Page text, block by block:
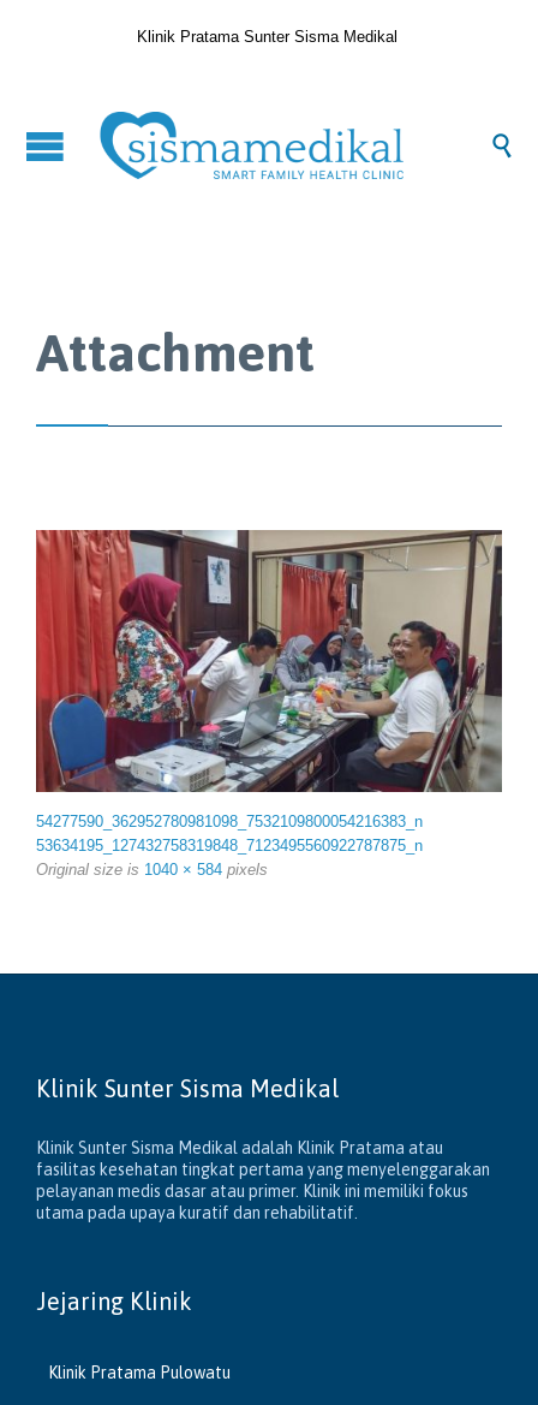
Klinik Pratama Sunter Sisma Medikal

Attachment
54277590_362952780981098_7532109800054216383_n
53634195_127432758319848_7123495560922787875_n
Original size is 1040 × 584 pixels
Klinik Sunter Sisma Medikal
Klinik Sunter Sisma Medikal adalah Klinik Pratama atau
fasilitas kesehatan tingkat pertama yang menyelenggarakan
pelayanan medis dasar atau primer. Klinik ini memiliki fokus
utama pada upaya kuratif dan rehabilitatif.
Jejaring Klinik
Klinik Pratama Pulowatu